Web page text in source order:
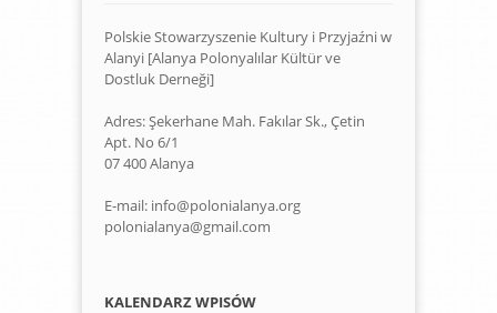
Polskie Stowarzyszenie Kultury i Przyjaźni w
Alanyi [Alanya Polonyalılar Kültür ve
Dostluk Derneği]
Adres: Şekerhane Mah. Fakılar Sk., Çetin
Apt. No 6/1
07 400 Alanya
E-mail: info@polonialanya.org
polonialanya@gmail.com
KALENDARZ WPISÓW